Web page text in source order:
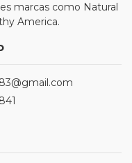
marcas como Natural
America.